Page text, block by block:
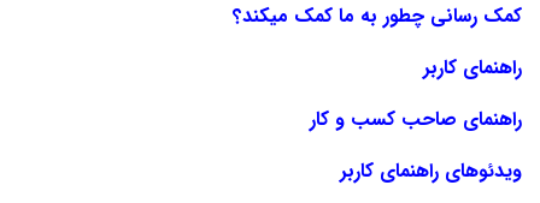
کمک رسانی چطور به ما کمک میکند؟
راهنمای کاربر
راهنمای صاحب کسب و کار
ویدئوهای راهنمای کاربر